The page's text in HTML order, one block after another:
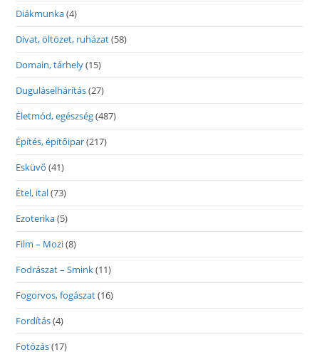
Diákmunka(4)
Divat, öltözet, ruházat(58)
Domain, tárhely(15)
Duguláselhárítás(27)
Életmód, egészség(487)
Építés, építőipar(217)
Esküvő (41)
Étel, ital(73)
Ezoterika(5)
Film – Mozi(8)
Fodrászat – Smink(11)
Fogorvos, fogászat(16)
Fordítás(4)
Fotózás(17)